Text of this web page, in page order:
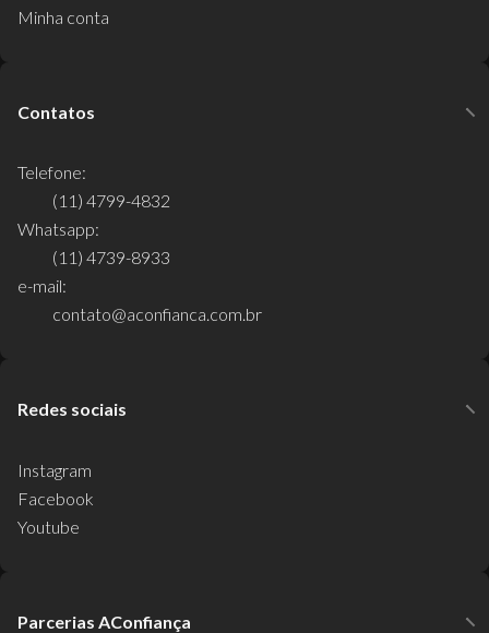
Minha conta
Contatos
Telefone:
(11) 4799-4832
Whatsapp:
(11) 4739-8933
e-mail:
contato@aconfianca.com.br
Redes sociais
Instagram
Facebook
Youtube
Parcerias AConfiança